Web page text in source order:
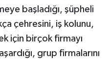
başladığı, şüpheli
çehresini, iş kolunu,
için birçok firmayı
grup firmalarını